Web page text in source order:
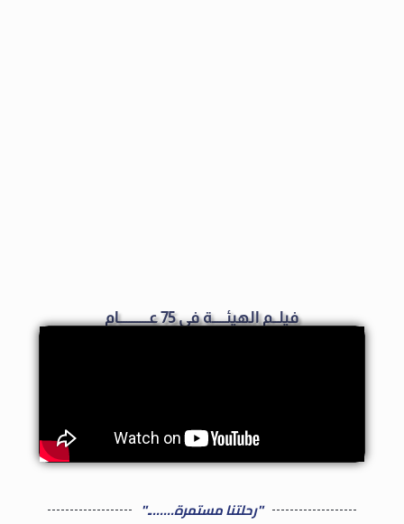
فيلــم الهيئـــــة في 75 عـــــــــــام
"رحلتنا مستمرة........"